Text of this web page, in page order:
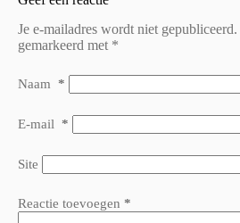
Je e-mailadres wordt niet gepubliceerd.
gemarkeerd met *
Naam *
E-mail *
Site
Reactie toevoegen *